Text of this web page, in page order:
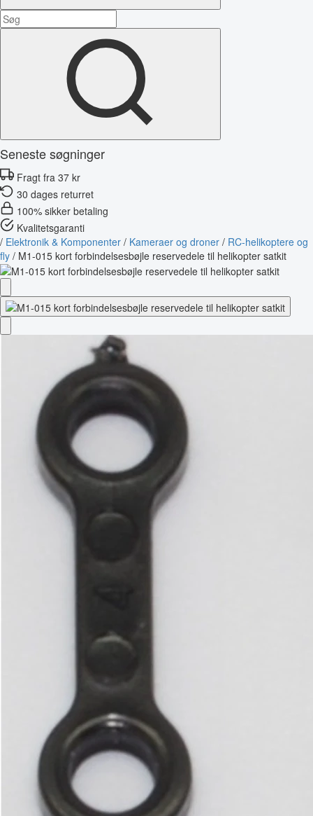
Seneste søgninger
Fragt fra 37 kr
30 dages returret
100% sikker betaling
Kvalitetsgaranti
/ Elektronik & Komponenter / Kameraer og droner / RC-helikoptere og
fly / M1-015 kort forbindelsesbøjle reservedele til helikopter satkit